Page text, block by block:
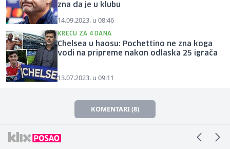
zna da je u klubu
14.09.2023. u 08:46
KREĆU ZA 4 DANA
Chelsea u haosu: Pochettino ne zna koga
vodi na pripreme nakon odlaska 25 igrača
13.07.2023. u 09:11
KOMENTARI (8)